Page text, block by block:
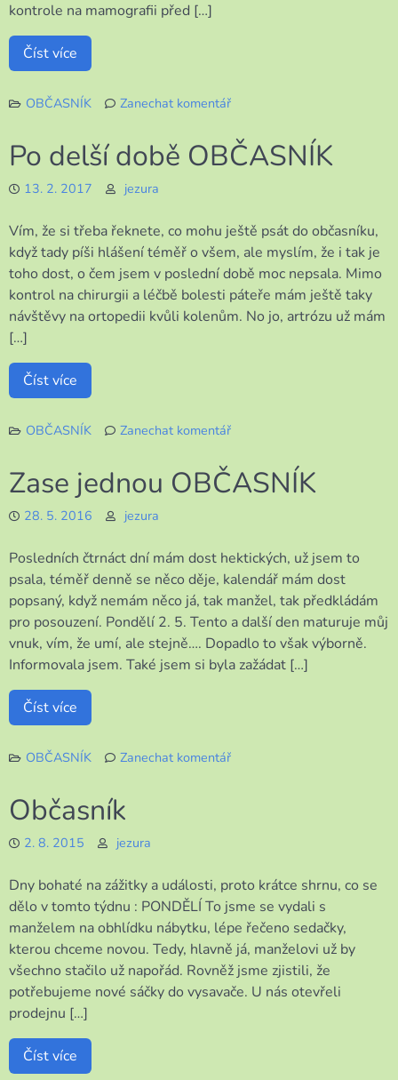
kontrole na mamografii před […]
Číst více
OBČASNÍK
Zanechat komentář
Občasník
Po delší době OBČASNÍK
13. 2. 2017 jezura
Vím, že si třeba řeknete, co mohu ještě psát do občasníku,
když tady píši hlášení téměř o všem, ale myslím, že i tak je
toho dost, o čem jsem v poslední době moc nepsala. Mimo
kontrol na chirurgii a léčbě bolesti páteře mám ještě taky
návštěvy na ortopedii kvůli kolenům. No jo, artrózu už mám
[…]
Číst více
OBČASNÍK
Zanechat komentář
delší
Zase jednou OBČASNÍK
28. 5. 2016 jezura
Posledních čtrnáct dní mám dost hektických, už jsem to
psala, téměř denně se něco děje, kalendář mám dost
popsaný, když nemám něco já, tak manžel, tak předkládám
pro posouzení. Pondělí 2. 5. Tento a další den maturuje můj
vnuk, vím, že umí, ale stejně…. Dopadlo to však výborně.
Informovala jsem. Také jsem si byla zažádat […]
Číst více
OBČASNÍK
Zanechat komentář
Občasník
2. 8. 2015 jezura
Dny bohaté na zážitky a události, proto krátce shrnu, co se
dělo v tomto týdnu : PONDĚLÍ To jsme se vydali s
manželem na obhlídku nábytku, lépe řečeno sedačky,
kterou chceme novou. Tedy, hlavně já, manželovi už by
všechno stačilo už napořád. Rovněž jsme zjistili, že
potřebujeme nové sáčky do vysavače. U nás otevřeli
prodejnu […]
Číst více